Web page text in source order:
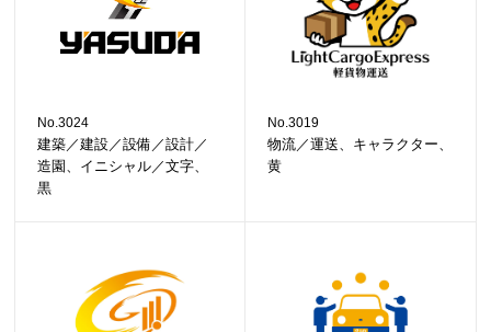
No.3024
建築／建設／設備／設計／
造園、イニシャル／文字、
黒
No.3019
物流／運送、キャラクター、
黄